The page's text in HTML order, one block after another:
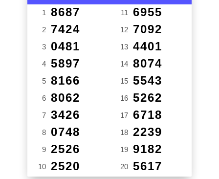
1 8687
2 7424
3 0481
4 5897
5 8166
6 8062
7 3426
8 0748
9 2526
10 2520
11 6955
12 7092
13 4401
14 8074
15 5543
16 5262
17 6718
18 2239
19 9182
20 5617